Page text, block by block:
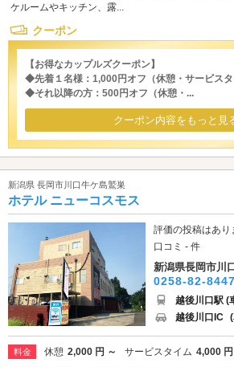
ケルームやキッチン、露...
クーポン
【お得なカップルズクーポン】
◆先着１名様：1,000円オフ（休憩・サービスタ
◆それ以降の方：500円オフ（休憩・...
クーポン内容をもっと見
新潟県 長岡市川口牛ケ島鷲巣
ホテル ニューコスモス
評価の投稿はあり
口コミ - 件
新潟県長岡市川
0258-82-8447
越後川口駅 (
越後川口IC
料金 休憩 2,000 円 ～ サービスタイム 4,000 円